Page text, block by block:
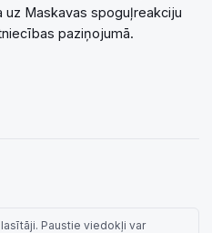
uz Maskavas spoguļreakciju
paziņojumā.
Paustie viedokļi var